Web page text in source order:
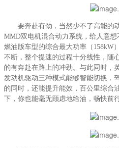
要奔赴有劲，当然少不了高能的
MMD双电机混合动力系统，给人意
燃油版车型的综合最大功率（158kW
不断，整个提速的过程十分线性，随
的有奔赴在路上的冲劲。与此同时，
发动机驱动三种模式能够智能切换，
的同时，还能提升能效，百公里综合
下，你也能毫无顾虑地给油，畅快前